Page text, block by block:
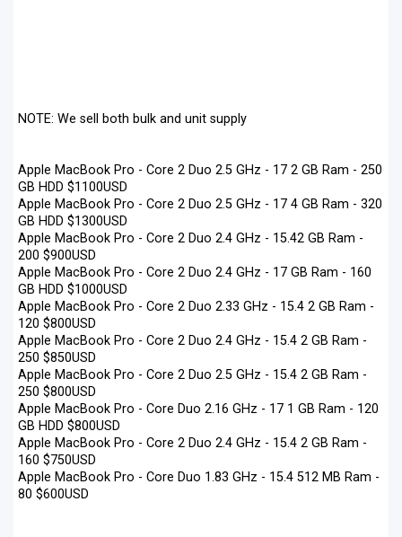
NOTE: We sell both bulk and unit supply
Apple MacBook Pro - Core 2 Duo 2.5 GHz - 17 2 GB Ram - 250
GB HDD $1100USD
Apple MacBook Pro - Core 2 Duo 2.5 GHz - 17 4 GB Ram - 320
GB HDD $1300USD
Apple MacBook Pro - Core 2 Duo 2.4 GHz - 15.42 GB Ram -
200 $900USD
Apple MacBook Pro - Core 2 Duo 2.4 GHz - 17 GB Ram - 160
GB HDD $1000USD
Apple MacBook Pro - Core 2 Duo 2.33 GHz - 15.4 2 GB Ram -
120 $800USD
Apple MacBook Pro - Core 2 Duo 2.4 GHz - 15.4 2 GB Ram -
250 $850USD
Apple MacBook Pro - Core 2 Duo 2.5 GHz - 15.4 2 GB Ram -
250 $800USD
Apple MacBook Pro - Core Duo 2.16 GHz - 17 1 GB Ram - 120
GB HDD $800USD
Apple MacBook Pro - Core 2 Duo 2.4 GHz - 15.4 2 GB Ram -
160 $750USD
Apple MacBook Pro - Core Duo 1.83 GHz - 15.4 512 MB Ram -
80 $600USD